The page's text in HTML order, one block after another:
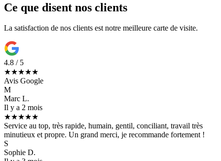
Ce que disent nos clients
La satisfaction de nos clients est notre meilleure carte de visite.
4.8 / 5
★★★★★
Avis Google
M
Marc L.
Il y a 2 mois
★★★★★
Service au top, très rapide, humain, gentil, conciliant, travail très
minutieux et propre. Un grand merci, je recommande fortement !
S
Sophie D.